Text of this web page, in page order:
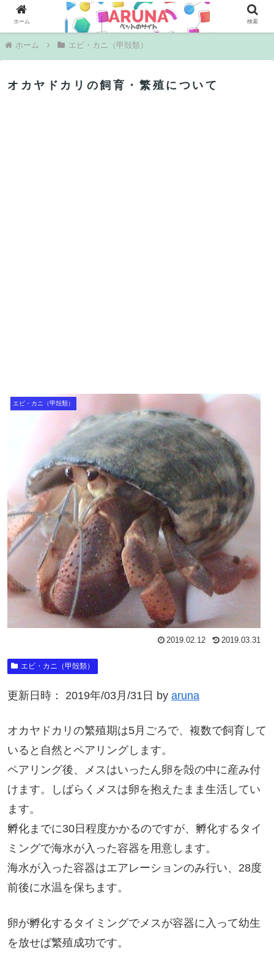
PR
ホーム エビ・カニ（甲殻類）
オカヤドカリの飼育・繁殖について
エビ・カニ（甲殻類）
2019.02.12 2019.03.31
エビ・カニ（甲殻類）
更新日時： 2019年/03月/31日 by aruna
オカヤドカリの繁殖期は5月ごろで、複数で飼育して
いると自然とペアリングします。
ペアリング後、メスはいったん卵を殻の中に産み付
けます。しばらくメスは卵を抱えたまま生活してい
ます。
孵化までに30日程度かかるのですが、孵化するタイ
ミングで海水が入った容器を用意します。
海水が入った容器はエアレーションのみ行い、28度
前後に水温を保ちます。
卵が孵化するタイミングでメスが容器に入って幼生
を放せば繁殖成功です。
ホーム 検索